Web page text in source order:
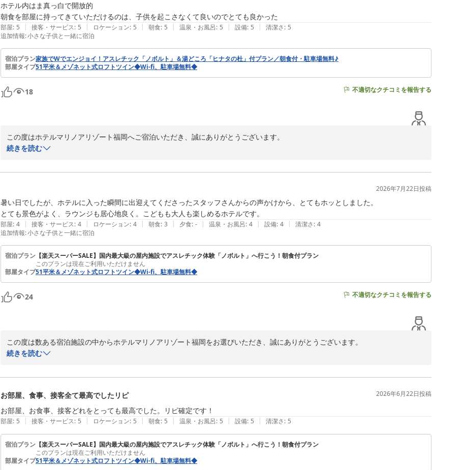
ホテル内はま真っ白で開放的
朝食を部屋に持ってきていただけるのは、子供を起こさなくて良いのでとても良かった
部屋: 5 | 接客・サービス: 5 | ロケーション: 5 | 朝食: 5 | 温泉・お風呂: 5 | 設備: 5 | 清潔さ: 5
追加情報:小さな子供と一緒に宿泊
宿泊プラン家族でWでエンジョイ！アスレチック「ノボルト」＆湯どころ「ヒナタの杜」付プラン／朝食付・駐車場無料♪
部屋タイプ51平米＆メゾネット式ロフトツイン◆Wi-fi、駐車場無料◆
18 不適切なクチコミを報告する
この度はホテルマリノアリゾート福岡へご宿泊いただき、誠にありがとうございます。
お子様との大切なご旅行に当ホテルをお選びいただき、また温かいお言葉をお寄せいただきましたこと、心より御礼申し上げま
拝読いたしました。ご家族皆様で心地よい朝の時間をお過ごしいただけましたことは、私どもにとりましても大きな喜びでござい
ます。
これからも、ご家族皆様の大切なご旅行の思い出づくりのお手伝いができますよう、心を込めたおもてなしに努めてまいります。
またお会いできます日を、スタッフ一同心よりお待ちしております。
ホテルマリノアリゾート福岡
続きを読む
2026年7月22日投稿
暑い日でしたが、ホテルに入った瞬間に出迎えてくださったスタッフさんからの声かけから、とてもホッとしました。
とても景色がよく、ラウンジも居心地良く。こどもも大人も楽しめるホテルです。
部屋: 4 | 接客・サービス: 4 | ロケーション: 4 | 朝食: 3 | 夕食: - | 温泉・お風呂: 4 | 設備: 4 | 清潔さ: 4
追加情報:小さな子供と一緒に宿泊
宿泊プラン 【楽天スーパーSALE】国内最大級の屋内施設でアスレチック体験「ノボルト」へ行こう！朝食付プラン
このプランは現在ご利用いただけません
部屋タイプ51平米＆メゾネット式ロフトツイン◆Wi-fi、駐車場無料◆
24 不適切なクチコミを報告する
この度は数ある宿泊施設の中からホテルマリノアリゾート福岡をお選びいただき、誠にありがとうございます。
また、ご滞在のご感想をお寄せいただきましたこと、心より御礼申し上げます。
お暑い中お越しいただいた際、スタッフのお声かけで少しでもホッとしたお気持ちになっていただけたことを伺い、大変嬉しく拝
また、景色やウェルカムラウンジでのひとときをお楽しみいただき、お寛ぎいただけたご様子を伺えましたことは、私どもにとっ
て何よりの喜びでございます。
フ一同精進してまいります。
またお会いできます日を、スタッフ一同心よりお待ちしております。
続きを読む
お部屋、食事、接客全て最高でしたリピ 2026年6月22日投稿
お部屋、お食事、接客どれをとっても最高でした。リピ確定です！
部屋: 5 | 接客・サービス: 5 | ロケーション: 5 | 朝食: 5 | 温泉・お風呂: 5 | 設備: 5 | 清潔さ: 5
宿泊プラン 【楽天スーパーSALE】国内最大級の屋内施設でアスレチック体験「ノボルト」へ行こう！朝食付プラン
このプランは現在ご利用いただけません
部屋タイプ51平米＆メゾネット式ロフトツイン◆Wi-fi、駐車場無料◆